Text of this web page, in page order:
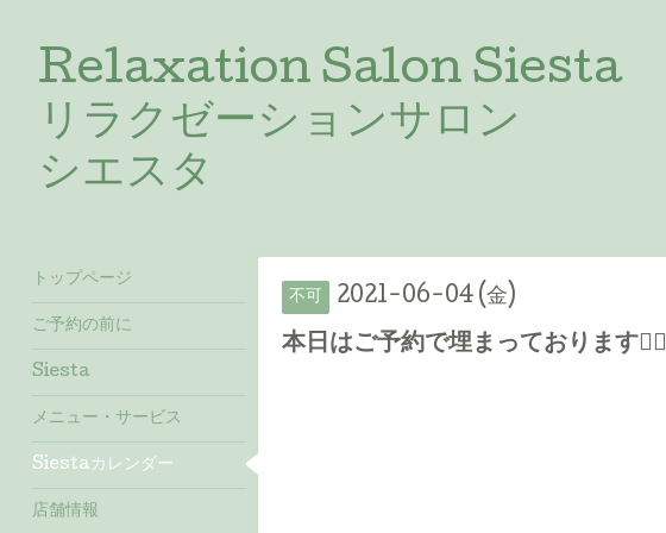
Relaxation Salon Siesta
リラクゼーションサロン
シエスタ
不可 2021-06-04 (金)
本日はご予約で埋まっております🙇‍♀️
トップページ
ご予約の前に
Siesta
メニュー・サービス
Siestaカレンダー
店舗情報